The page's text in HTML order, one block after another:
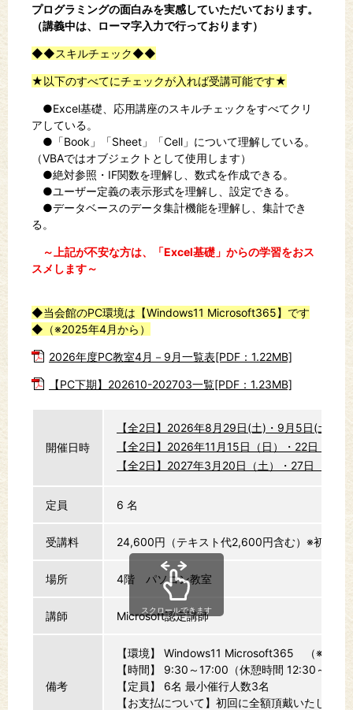
プログラミングの面白みを実感していただいております。
（講義中は、ローマ字入力で行っております）
◆◆スキルチェック◆◆
★以下のすべてにチェックが入れば受講可能です★
●Excel基礎、応用講座のスキルチェックをすべてクリ
アしている。
●「Book」「Sheet」「Cell」について理解している。
（VBAではオブジェクトとして使用します）
●絶対参照・IF関数を理解し、数式を作成できる。
●ユーザー定義の表示形式を理解し、設定できる。
●データベースのデータ集計機能を理解し、集計でき
る。
～上記が不安な方は、「Excel基礎」からの学習をおス
スメします～
◆当会館のPC環境は【Windows11 Microsoft365】です
◆（※2025年4月から）
2026年度PC教室4月－9月一覧表[PDF：1.22MB]
【PC下期】202610-202703一覧[PDF：1.23MB]
開催日時
【全2日】2026年8月29日(土)・9月5日(土）
【全2日】2026年11月15日（日）・22日
【全2日】2027年3月20日（土）・27日（
定員 6 名
受講料 24,600円（テキスト代2,600円含む）※初回全
場所 4階 パソコン教室
講師 Microsoft認定講師
備考
【環境】 Windows11 Microsoft365 （※2025
【時間】 9:30～17:00（休憩時間 12:30～
【定員】 6名 最小催行人数3名
【お支払について】初回に全額頂戴いたします
スクロールできます